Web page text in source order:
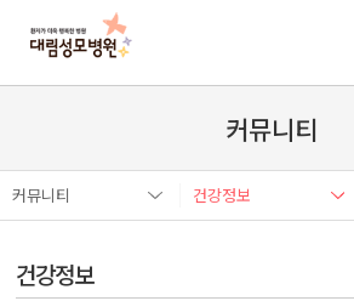
커뮤니티
커뮤니티 건강정보
건강정보